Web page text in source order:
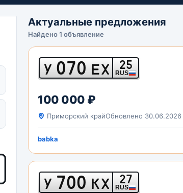
Актуальные предложения
Найдено 1 объявление
У 070 ЕХ 25
RUS
100 000 ₽
Приморский крайОбновлено 30.06.2026
babka
У 700 КХ 27
RUS